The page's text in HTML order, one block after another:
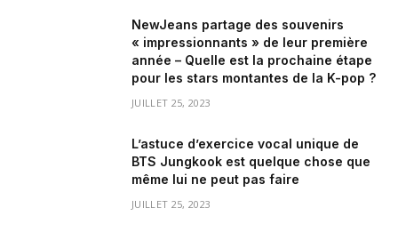
NewJeans partage des souvenirs
« impressionnants » de leur première
année – Quelle est la prochaine étape
pour les stars montantes de la K-pop ?
JUILLET 25, 2023
L’astuce d’exercice vocal unique de
BTS Jungkook est quelque chose que
même lui ne peut pas faire
JUILLET 25, 2023